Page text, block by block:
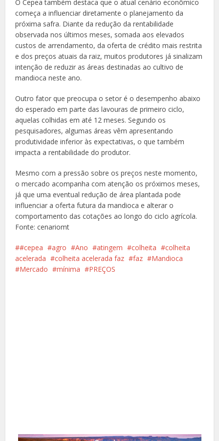
O Cepea também destaca que o atual cenário econômico
começa a influenciar diretamente o planejamento da
próxima safra. Diante da redução da rentabilidade
observada nos últimos meses, somada aos elevados
custos de arrendamento, da oferta de crédito mais restrita
e dos preços atuais da raiz, muitos produtores já sinalizam
intenção de reduzir as áreas destinadas ao cultivo de
mandioca neste ano.
Outro fator que preocupa o setor é o desempenho abaixo
do esperado em parte das lavouras de primeiro ciclo,
aquelas colhidas em até 12 meses. Segundo os
pesquisadores, algumas áreas vêm apresentando
produtividade inferior às expectativas, o que também
impacta a rentabilidade do produtor.
Mesmo com a pressão sobre os preços neste momento,
o mercado acompanha com atenção os próximos meses,
já que uma eventual redução de área plantada pode
influenciar a oferta futura da mandioca e alterar o
comportamento das cotações ao longo do ciclo agrícola.
Fonte: cenariomt
#cepea agro Ano atingem colheita
colheita
acelerada
colheita acelerada faz faz
Mandioca
Mercado
mínima PREÇOS